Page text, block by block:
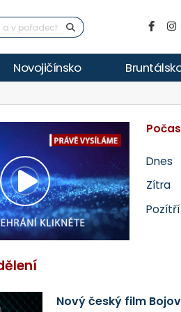
Novojičínsko
Přehrát
video
Dnes
Zítra
Pozítří
Nový český film